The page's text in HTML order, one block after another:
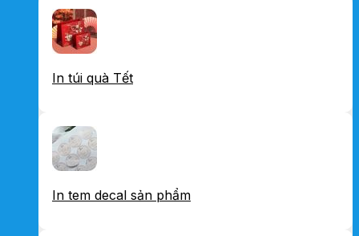
In túi quà Tết
In tem decal sản phẩm